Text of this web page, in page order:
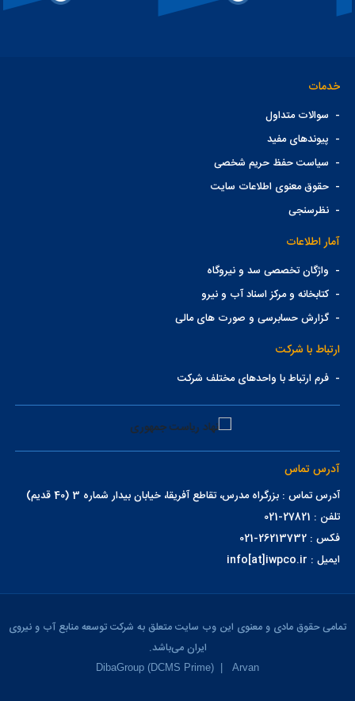
خدمات
- سوالات متداول
- پیوندهای مفید
- سیاست حفظ حریم شخصی
-حقوق معنوی اطلاعات سایت
-نظرسنجی
آمار اطلاعات
- واژگان تخصصی سد و نیروگاه
-کتابخانه و مرکز اسناد آب و نیرو
-گزارش حسابرسی و صورت های مالی
ارتباط با شرکت
-فرم ارتباط با واحدهای مختلف شرکت
آدرس تماس
آدرس تماس : بزرگراه مدرس، تقاطع آفریقا، خیابان بیدار شماره 3 (40 قدیم)
تلفن : 27821-021
فکس : 26213732-021
ایمیل : info[at]iwpco.ir
تمامی حقوق مادی و معنوی این وب سایت متعلق به شرکت توسعه منابع آب و نیروی
ایران می‌باشد.
DibaGroup (DCMS Prime) Arvan